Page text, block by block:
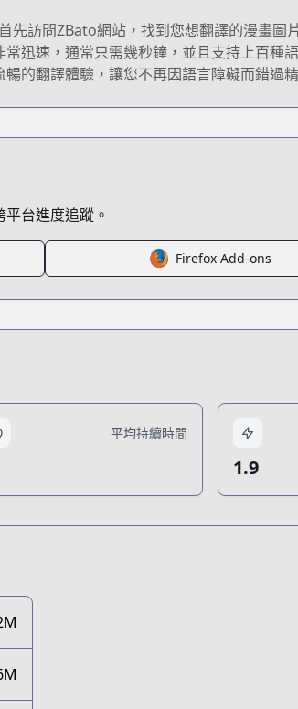
訪問ZBato網站，找到您想翻譯的漫畫
迅速，通常只需幾秒鐘，並且支持上百種
的翻譯體驗，讓您不再因語言障礙而錯過
台進度追蹤。
Firefox Add-ons
平均持續時間
1.9